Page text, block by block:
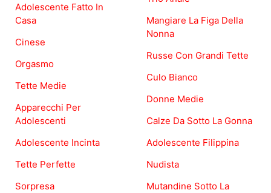
Adolescente Fatto In
Casa
Cinese
Orgasmo
Tette Medie
Apparecchi Per
Adolescenti
Adolescente Incinta
Tette Perfette
Sorpresa
Mangiare La Figa Della
Nonna
Russe Con Grandi Tette
Culo Bianco
Donne Medie
Calze Da Sotto La Gonna
Adolescente Filippina
Nudista
Mutandine Sotto La